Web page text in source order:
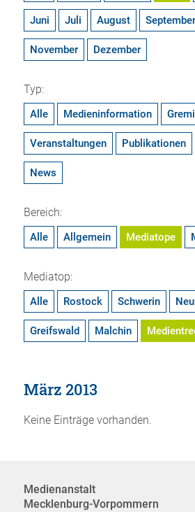
Juni Juli August September
November Dezember
Typ:
Alle Medieninformation
Veranstaltungen Publikationen
News
Bereich:
Alle Allgemein Mediatope
Mediatop:
Alle Rostock Schwerin
Greifswald Malchin
März 2013
Keine Einträge vorhanden.
Medienanstalt
Mecklenburg-Vorpommern